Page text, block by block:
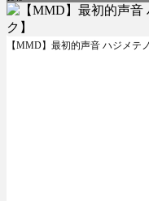
【MMD】最初的声音 ハジメテ